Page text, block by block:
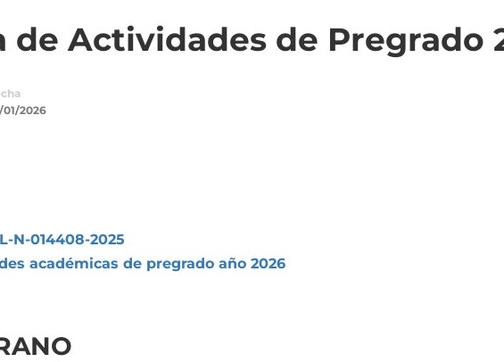
de Actividades de Pregrado
01/2026
N-014408-2025
académicas de pregrado año 2026